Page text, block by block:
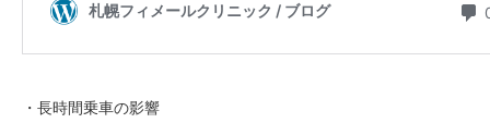
・長時間乗車の影響